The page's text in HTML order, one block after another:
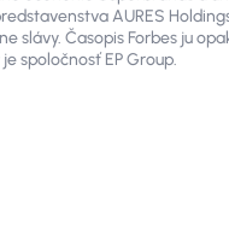
„dvojlitra“
prevláda
z analýzy
AURES
slávy. Časopis Forbes ju
spoločnosť EP Group.